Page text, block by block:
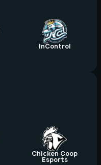
InControl
Chicken Coop
Esports